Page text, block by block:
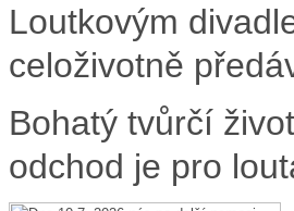
Loutkovým
celoživotně
Bohatý tvůrčí
odchod je pro